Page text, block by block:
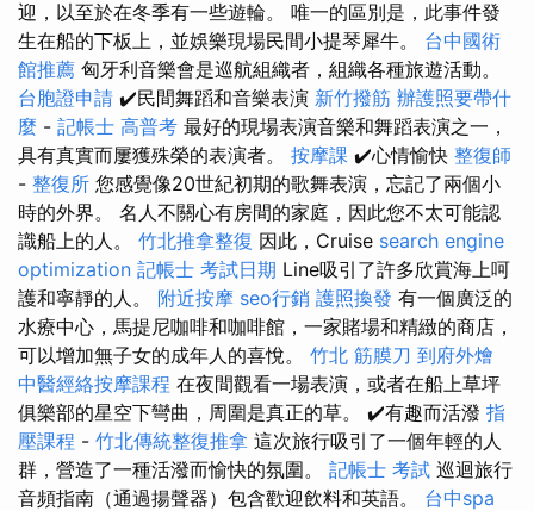
迎，以至於在冬季有一些遊輪。 唯一的區別是，此事件發
生在船的下板上，並娛樂現場民間小提琴犀牛。 台中國術
館推薦 匈牙利音樂會是巡航組織者，組織各種旅遊活動。
台胞證申請 ✔️民間舞蹈和音樂表演 新竹撥筋 辦護照要帶什
麼 - 記帳士 高普考 最好的現場表演音樂和舞蹈表演之一，
具有真實而屢獲殊榮的表演者。 按摩課 ✔️心情愉快 整復師
- 整復所 您感覺像20世紀初期的歌舞表演，忘記了兩個小
時的外界。 名人不關心有房間的家庭，因此您不太可能認
識船上的人。 竹北推拿整復 因此，Cruise search engine
optimization 記帳士 考試日期 Line吸引了許多欣賞海上呵
護和寧靜的人。 附近按摩 seo行銷 護照換發 有一個廣泛的
水療中心，馬提尼咖啡和咖啡館，一家賭場和精緻的商店，
可以增加無子女的成年人的喜悅。 竹北 筋膜刀 到府外燴
中醫經絡按摩課程 在夜間觀看一場表演，或者在船上草坪
俱樂部的星空下彎曲，周圍是真正的草。 ✔️有趣而活潑 指
壓課程 - 竹北傳統整復推拿 這次旅行吸引了一個年輕的人
群，營造了一種活潑而愉快的氛圍。 記帳士 考試 巡迴旅行
音頻指南（通過揚聲器）包含歡迎飲料和英語。 台中spa